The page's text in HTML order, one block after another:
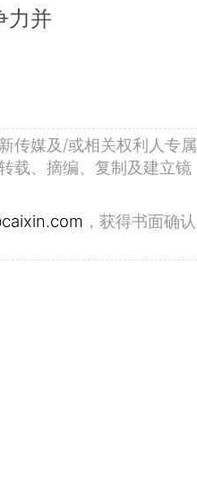
力并
传媒及/或相关权利人专属
载、摘编、复制及建立镜
，获得书面确认